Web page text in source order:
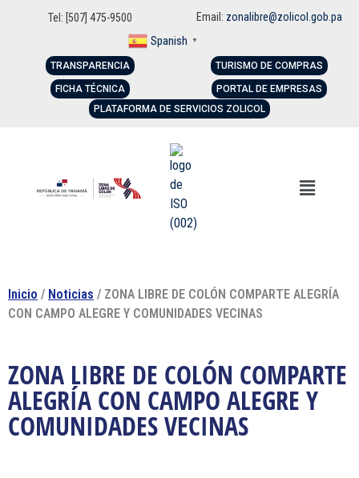
Tel: [507] 475-9500 Email: zonalibre@zolicol.gob.pa
Spanish ▼
TRANSPARENCIA
FICHA TÉCNICA
TURISMO DE COMPRAS
PORTAL DE EMPRESAS
PLATAFORMA DE SERVICIOS ZOLICOL
Inicio / Noticias / ZONA LIBRE DE COLÓN COMPARTE ALEGRÍA
CON CAMPO ALEGRE Y COMUNIDADES VECINAS
ZONA LIBRE DE COLÓN COMPARTE
ALEGRÍA CON CAMPO ALEGRE Y
COMUNIDADES VECINAS